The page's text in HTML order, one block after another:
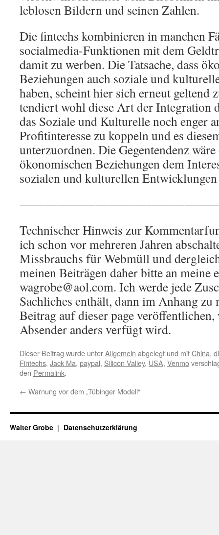
leblosen Bildern und seinen Zahlen.
Die fintechs kombinieren in manchen
socialmedia-Funktionen mit dem
damit zu werben. Die Tatsache, dass
Beziehungen auch soziale und
haben, scheint hier sich erneut geltend
tendiert wohl diese Art der Integration
das Soziale und Kulturelle noch enger
Profitinteresse zu koppeln und es
unterzuordnen. Die Gegentendenz
ökonomischen Beziehungen dem
sozialen und kulturellen
Technischer Hinweis zur
ich schon vor mehreren Jahren
Missbrauchs für Webmüll und
meinen Beiträgen daher bitte an meine
wagrobe@aol.com. Ich werde jede
Sachliches enthält, dann im Anhang zu
Beitrag auf dieser page
Absender anders verfügt wird.
Dieser Beitrag wurde unterAllgemein abgelegt und mitChina,
Fintechs, Jack Ma, paypal, Silicon Valley, USA, Venmo
den Permalink.
← Warnung vor dem „Tübinger Modell“
Walter Grobe Datenschutzerklärung